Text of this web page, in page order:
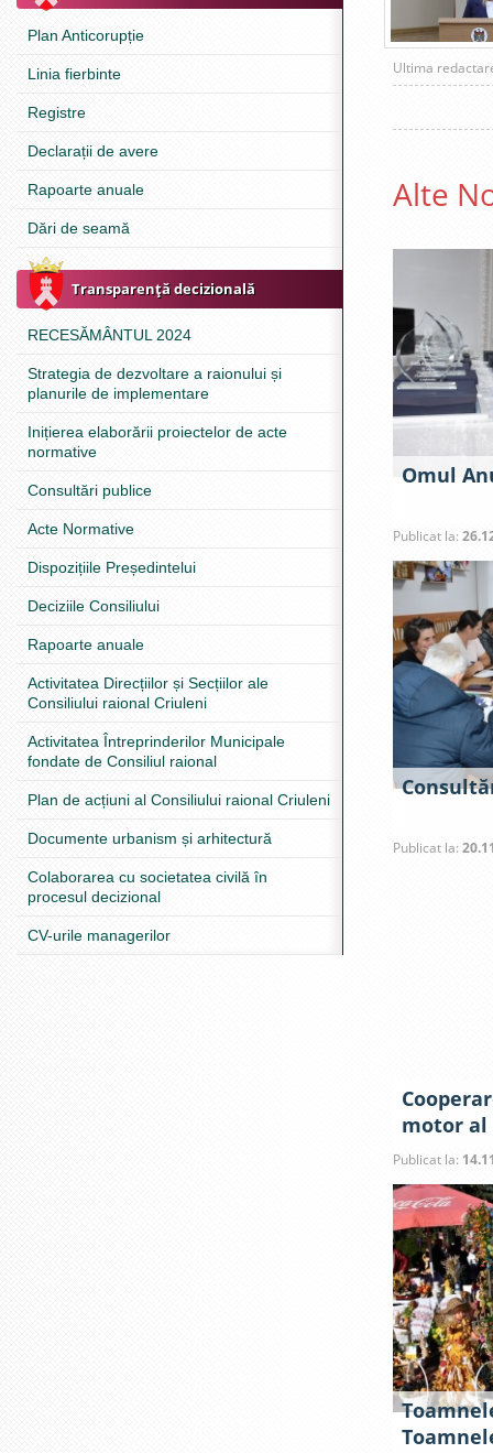
Plan Anticorupție
Linia fierbinte
Registre
Declarații de avere
Rapoarte anuale
Dări de seamă
Transparenţă decizională
RECESĂMÂNTUL 2024
Strategia de dezvoltare a raionului și
planurile de implementare
Inițierea elaborării proiectelor de acte
normative
Consultări publice
Acte Normative
Dispozițiile Președintelui
Deciziile Consiliului
Rapoarte anuale
Activitatea Direcțiilor și Secțiilor ale
Consiliului raional Criuleni
Activitatea Întreprinderilor Municipale
fondate de Consiliul raional
Plan de acțiuni al Consiliului raional Criuleni
Documente urbanism și arhitectură
Colaborarea cu societatea civilă în
procesul decizional
CV-urile managerilor
Ultima
Alte
Omul
Publicat la:
Publicat la:
motor al
Publicat la: